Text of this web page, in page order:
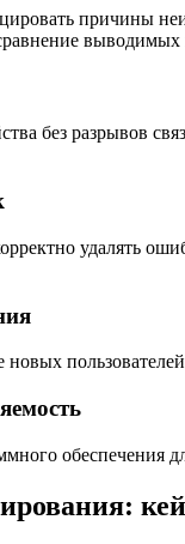
причины
без разрывов
удалять
обеспечения